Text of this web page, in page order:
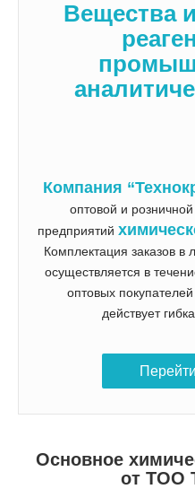
Вещества
Компания
оптовой и
предприятий
Комплектация заказов
осуществляется в
оптовых
действует
Основное
от ТОО